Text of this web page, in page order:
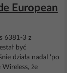
European
6381-3 z
być
działa nadal 'po
Wireless, że